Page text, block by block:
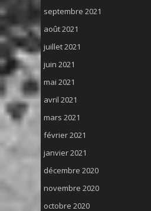
septembre 2021
août 2021
juillet 2021
juin 2021
mai 2021
avril 2021
mars 2021
février 2021
janvier 2021
décembre 2020
novembre 2020
octobre 2020